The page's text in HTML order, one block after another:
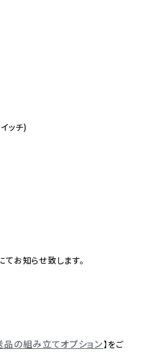
ッチ)
お知らせ致します。
の組み立てオプション】をご